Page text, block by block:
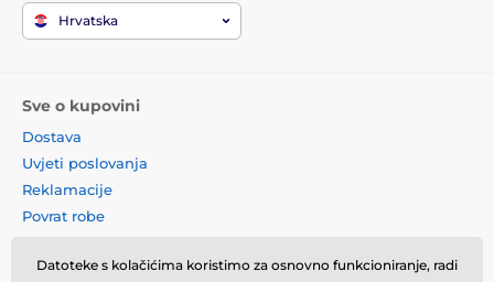
Hrvatska
Sve o kupovini
Dostava
Uvjeti poslovanja
Reklamacije
Povrat robe
Načela o korištenju kolačića
Datoteke s kolačićima koristimo za osnovno funkcioniranje, radi